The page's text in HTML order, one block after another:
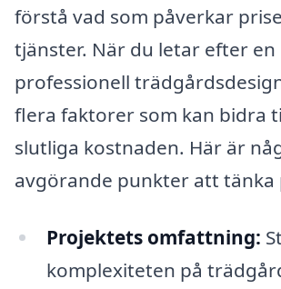
förstå vad som påverkar
tjänster. När du letar efter en
professionell
flera faktorer som kan bidra
slutliga kostnaden. Här är
avgörande punkter att tänka
Projektets omfattning:
komplexiteten på